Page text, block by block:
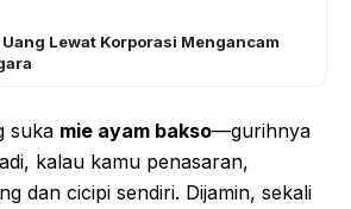
Lewat Korporasi Mengancam
suka mie ayam bakso—gurihnya
kalau kamu penasaran,
dan cicipi sendiri. Dijamin, sekali